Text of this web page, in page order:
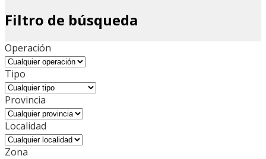
Filtro de búsqueda
Operación
Tipo
Provincia
Localidad
Zona